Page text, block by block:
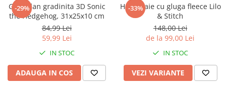
Captain america
Bakugan
Liga Dreptatii
Buzz Lightyear
My Little Pony
Planes
EplusM
Marvel
Monsters Inc.
La casa de papel
Nasa
Kids Euroswan
-29%
Ghiozdan gradinita 3D Sonic
the Hedgehog, 31x25x10 cm
84,99 Lei
59,99 Lei
IN STOC
ADAUGA IN COS
-33%
Halat baie cu gluga fleece Lilo
& Stitch
148,00 Lei
de la 99,00 Lei
IN STOC
VEZI VARIANTE